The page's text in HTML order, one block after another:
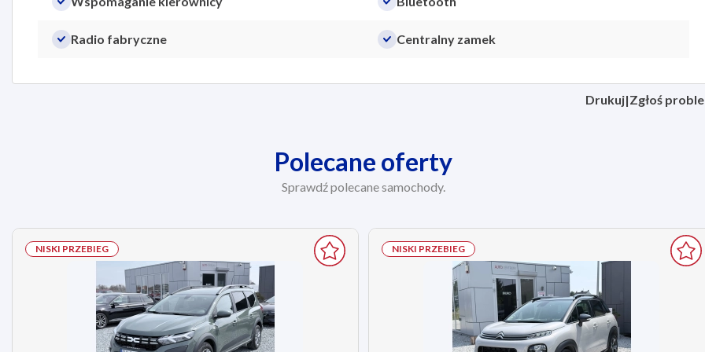
Radio fabryczne Centralny zamek
Drukuj|Zgłoś
Polecane oferty
Sprawdź polecane samochody.
NISKI PRZEBIEG NISKI PRZEBIEG